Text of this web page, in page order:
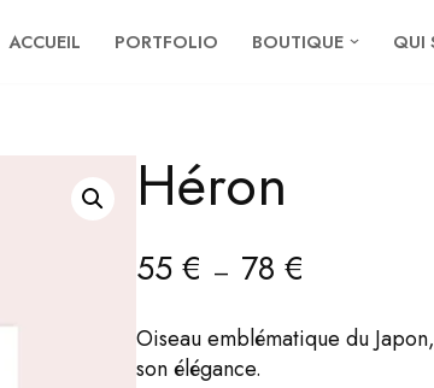
ACCUEIL PORTFOLIO BOUTIQUE QUI
Héron
55€ – 78€
Oiseau emblématique du
son élégance.